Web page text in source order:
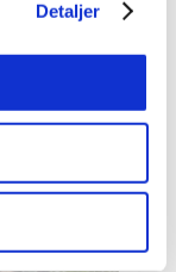
Detaljer